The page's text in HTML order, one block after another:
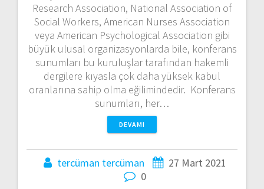
Research Association, National Association of
Social Workers, American Nurses Association
veya American Psychological Association gibi
büyük ulusal organizasyonlarda bile, konferans
sunumları bu kuruluşlar tarafından hakemli
dergilere kıyasla çok daha yüksek kabul
oranlarına sahip olma eğilimindedir. Konferans
sunumları, her…
DEVAMI
tercüman tercüman
27 Mart 2021
0